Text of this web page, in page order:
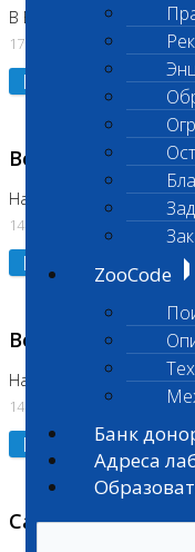
ZooCode
Банк
Адреса
В Бутово
17.07.2026
Подробнее
Возобновлено
На Нагорной (Код 961,
14.07.2026
Подробнее
Возобновлено
На Нагорной (Код 157)
14.07.2026
Подробнее
Санитарный день